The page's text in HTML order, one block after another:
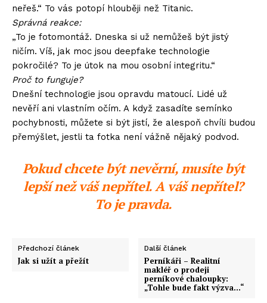
neřeš.“ To vás potopí hlouběji než Titanic.
Správná reakce:
„To je fotomontáž. Dneska si už nemůžeš být jistý
ničím. Víš, jak moc jsou deepfake technologie
pokročilé? To je útok na mou osobní integritu.“
Proč to funguje?
Dnešní technologie jsou opravdu matoucí. Lidé už
nevěří ani vlastním očím. A když zasadíte semínko
pochybnosti, můžete si být jistí, že alespoň chvíli budou
přemýšlet, jestli ta fotka není vážně nějaký podvod.
Pokud chcete být nevěrní, musíte být
lepší než váš nepřítel. A váš nepřítel?
To je pravda.
Předchozí článek
Jak si užít a přežít
Další článek
Perníkáři – Realitní
makléř o prodeji
perníkové chaloupky:
„Tohle bude fakt výzva…“